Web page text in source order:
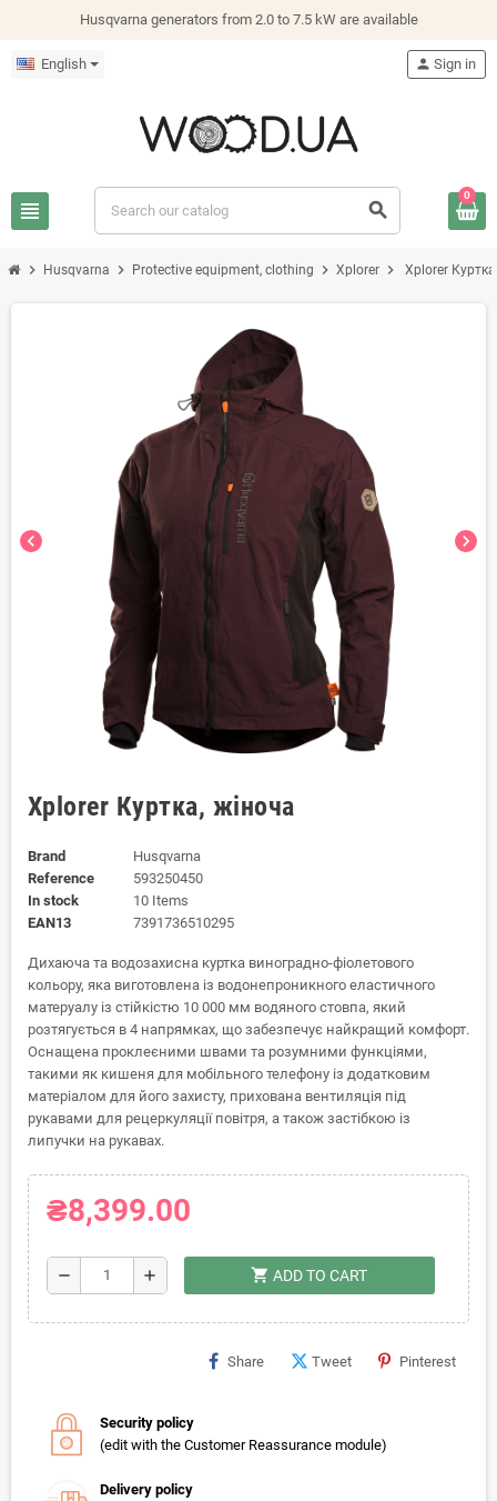
Husqvarna generators from 2.0 to 7.5 kW are available
English
view_headline search
person Sign in
0
chevron_right Husqvarna chevron_right Protective equipment, clothing chevron_right Xplorer chevron_right Xplorer
chevron_left chevron_right
Xplorer Куртка, жіноча
Brand
Husqvarna
Reference
593250450
In stock
10 Items
EAN13
7391736510295
Дихаюча та водозахисна куртка виноградно-фіолетового
кольору, яка виготовлена із водонепроникного еластичного
матеруалу із стійкістю 10 000 мм водяного стовпа, який
розтягується в 4 напрямках, що забезпечує найкращий комфорт.
Оснащена проклеєними швами та розумними функціями,
такими як кишеня для мобільного телефону із додатковим
матеріалом для його захисту, прихована вентиляція під
рукавами для рецеркуляції повітря, а також застібкою із
липучки на рукавах.
₴8,399.00
remove add shopping_cart ADD TO CART
Share Tweet Pinterest
Security policy
(edit with the Customer Reassurance module)
Delivery policy